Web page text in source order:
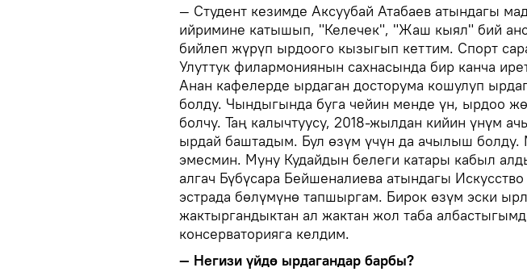
— Студент кезимде Аксуубай Атабаев атындагы
ийримине катышып, "Келечек", "Жаш кыял" бий
бийлеп жүрүп ырдоого кызыгып кеттим. Спорт
Улуттук филармониянын сахнасында бир канча
Анан кафелерде ырдаган досторума кошулуп
болду. Чындыгында буга чейин менде үн, ырдоо
болчу. Таң калычтуусу, 2018-жылдан кийин үнүм
ырдай баштадым. Бул өзүм үчүн да ачылыш болду.
эмесмин. Муну Кудайдын белеги катары кабыл
алгач Бүбүсара Бейшеналиева атындагы Искусство
эстрада бөлүмүнө тапшыргам. Бирок өзүм эски
жактыргандыктан ал жактан жол таба
консерваторияга келдим.
— Негизи үйдө ырдагандар барбы?